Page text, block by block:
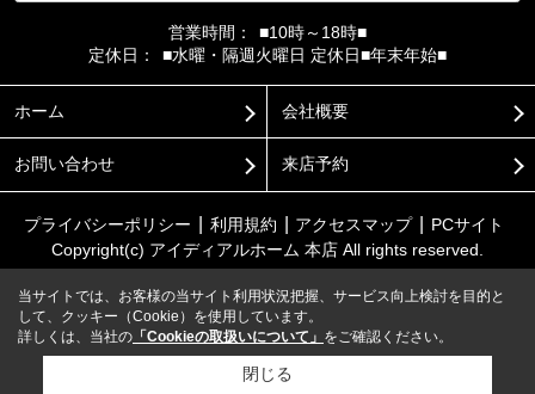
営業時間：
■10時～18時■
定休日：
■水曜・隔週火曜日 定休日■年末年始■
ホーム 会社概要
お問い合わせ 来店予約
プライバシーポリシー 利用規約 アクセスマップ
PCサイト
Copyright(c) アイディアルホーム 本店 All rights reserved.
当サイトでは、お客様の当サイト利用状況把握、サービス向上検討を目的と
して、クッキー（Cookie）を使用しています。
詳しくは、当社の 「Cookieの取扱いについて」 をご確認ください。
閉じる